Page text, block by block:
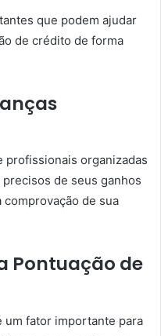
que podem ajudar
de crédito de forma
profissionais organizadas
de seus ganhos
de sua
Pontuação de
um fator importante para